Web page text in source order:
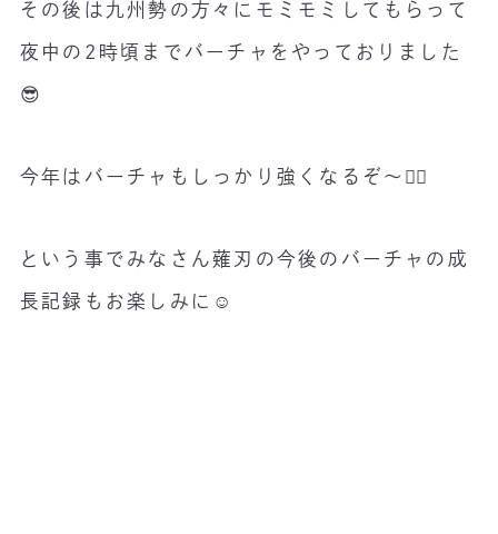
その後は九州勢の方々にモミモミしてもらって
夜中の2時頃までバーチャをやっておりました
😎
今年はバーチャもしっかり強くなるぞ〜🤼‍♂️
という事でみなさん薙刃の今後のバーチャの成
長記録もお楽しみに☺️